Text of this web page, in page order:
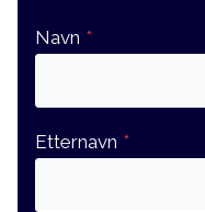
Navn *
Etternavn *